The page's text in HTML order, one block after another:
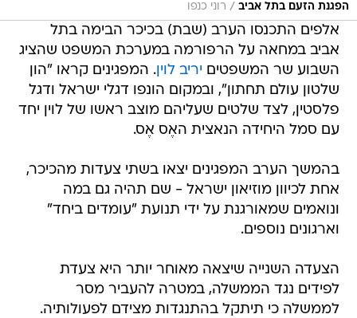
הפגנת הזעם בתל אביב / רוני כנפו
אלפים התכנסו הערב (שבת) בכיכר הבימה בתל
אביב במחאה על הרפורמה במערכת המשפט שהציג
השבוע שר המשפטים יריב לוין. המפגינים קראו "הון
שלטון עולם תחתון", ובמקום הונפו דגלי ישראל ודגל
פלסטין, לצד שלטים שעליהם מוצב ראשו של לוין יחד
עם סמל היחידה הנאצית האֶס אֶס.
בהמשך הערב המפגינים יצאו בשתי צעדות מהכיכר,
אחת לכיוון מוזיאון ישראל - שם תהיה גם במה
ונואמים שמאורגנת על ידי תנועת "עומדים ביחד"
וארגונים נוספים.
הצעדה השנייה שיצאה מאוחר יותר היא צעדת
לפידים נגד הממשלה, במטרה להעביר מסר
לממשלה כי תיתקל בהתנגדות מצידם לפעולותיה.